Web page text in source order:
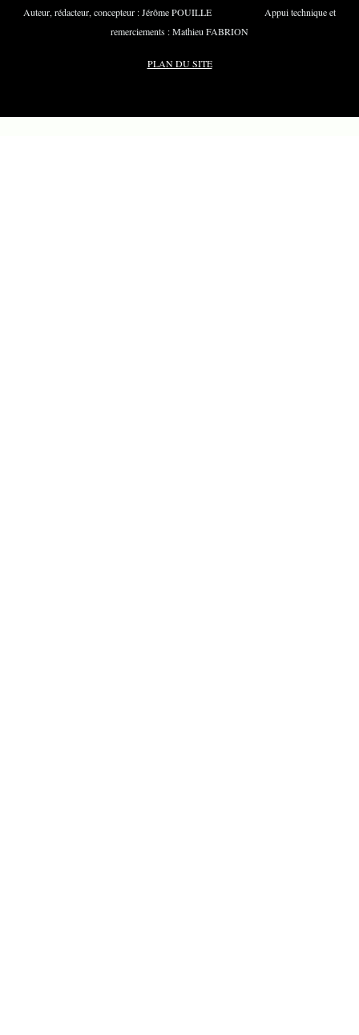
Auteur, rédacteur, concepteur : Jérôme POUILLE Appui technique et
remerciements : Mathieu FABRION
PLAN DU SITE